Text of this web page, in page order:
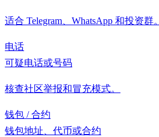
适合 Telegram、WhatsApp 和投资群。
电话
可疑电话或号码
核查社区举报和冒充模式。
钱包 / 合约
钱包地址、代币或合约